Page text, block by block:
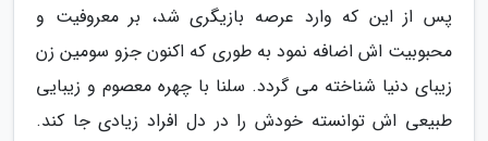
پس از این که وارد عرصه بازیگری شد، بر معروفیت و
محبوبیت اش اضافه نمود به طوری که اکنون جزو سومین زن
زیبای دنیا شناخته می گردد. سلنا با چهره معصوم و زیبایی
طبیعی اش توانسته خودش را در دل افراد زیادی جا کند.